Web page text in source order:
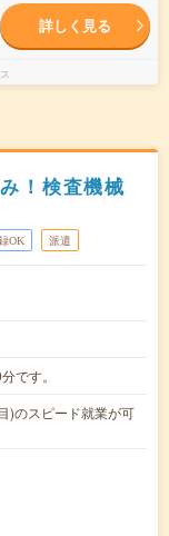
詳しく見る
！検査機械
OK 派遣
です。
)のスピード就業が可